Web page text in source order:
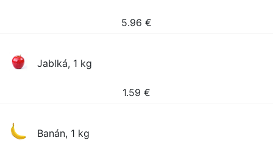
5.96 €
Jablká, 1 kg
1.59 €
Banán, 1 kg